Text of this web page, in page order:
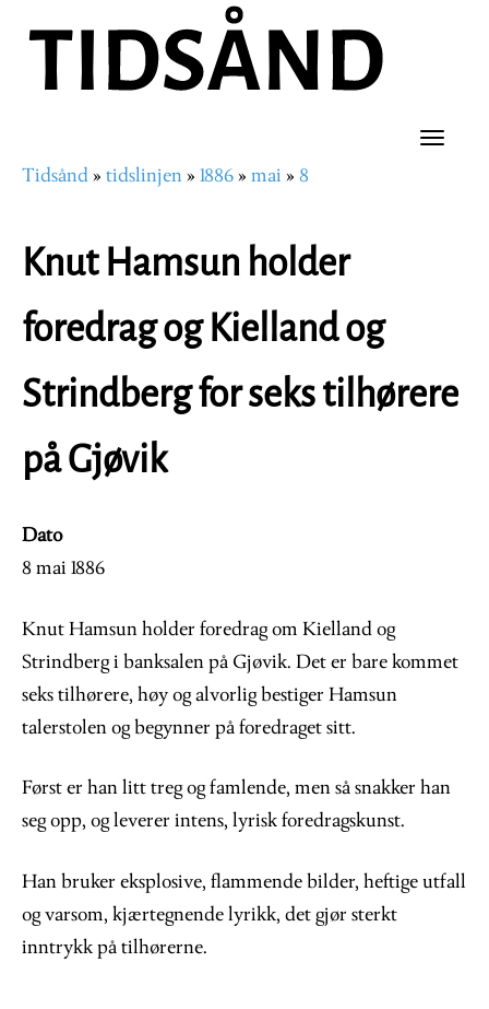
hovedinnhold
Toggle
Navigasjonssti
Tidsånd tidslinjen 1886 mai 8
Knut Hamsun holder
foredrag og Kielland og
Strindberg for seks tilhørere
på Gjøvik
Dato
8 mai 1886
Knut Hamsun holder foredrag om Kielland og
Strindberg i banksalen på Gjøvik. Det er bare kommet
seks tilhørere, høy og alvorlig bestiger Hamsun
talerstolen og begynner på foredraget sitt.
Først er han litt treg og famlende, men så snakker han
seg opp, og leverer intens, lyrisk foredragskunst.
Han bruker eksplosive, flammende bilder, heftige utfall
og varsom, kjærtegnende lyrikk, det gjør sterkt
inntrykk på tilhørerne.